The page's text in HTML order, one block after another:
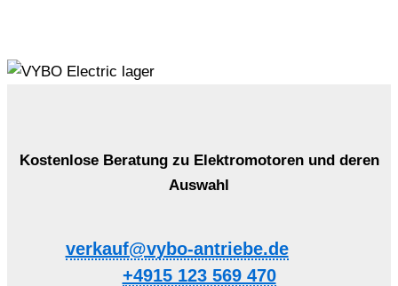
Kostenlose Beratung zu Elektromotoren und deren
Auswahl
verkauf@vybo-antriebe.de
+4915 123 569 470